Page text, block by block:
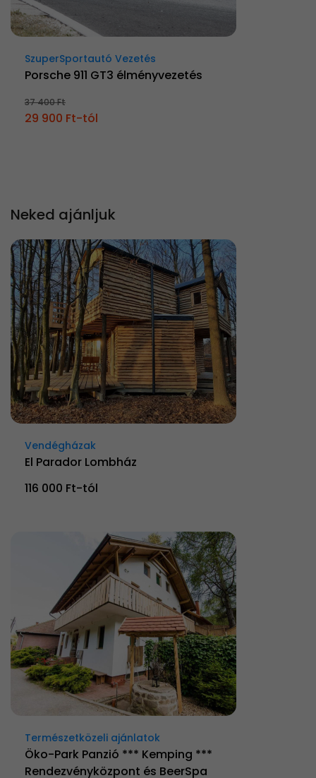
SzuperSportautó Vezetés
Porsche 911 GT3 élményvezetés
37 400 Ft
29 900 Ft-tól
Neked ajánljuk
Vendégházak
El Parador Lombház
116 000 Ft-tól
Természetközeli ajánlatok
Öko-Park Panzió *** Kemping ***
Rendezvényközpont és BeerSpa